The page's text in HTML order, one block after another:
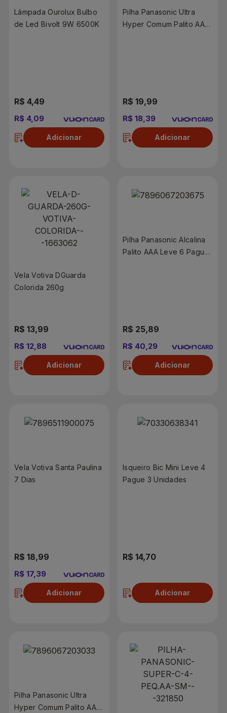
Lâmpada Ourolux Bulbo
de Led Bivolt 9W 6500K
R$ 4,49
R$ 4,09
Adicionar
Pilha Panasonic Ultra
Hyper Comum Palito AAA
R$ 19,99
R$ 18,39
Adicionar
Vela Votiva DGuarda
Colorida 260g
R$ 13,99
R$ 12,88
Adicionar
Pilha Panasonic Alcalina
Palito AAA Leve 6 Pague
R$ 25,89
R$ 40,29
Adicionar
Vela Votiva Santa Paulina
7 Dias
R$ 18,99
R$ 17,39
Adicionar
Isqueiro Bic Mini Leve 4
Pague 3 Unidades
R$ 14,70
Adicionar
Pilha Panasonic Ultra
Hyper Comum Palito AAA